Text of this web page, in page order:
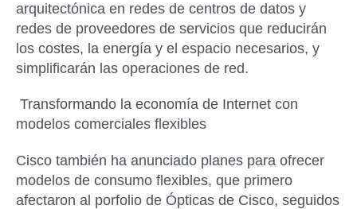
arquitectónica en redes de centros de datos y
redes de proveedores de servicios que reducirán
los costes, la energía y el espacio necesarios, y
simplificarán las operaciones de red.
Transformando la economía de Internet con
modelos comerciales flexibles
Cisco también ha anunciado planes para ofrecer
modelos de consumo flexibles, que primero
afectaron al porfolio de Ópticas de Cisco, seguidos